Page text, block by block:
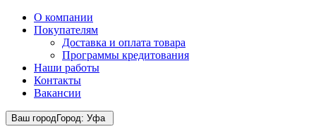
О компании
Покупателям
Доставка и оплата товара
Программы кредитования
Наши работы
Контакты
Вакансии
Ваш городГород: Уфа